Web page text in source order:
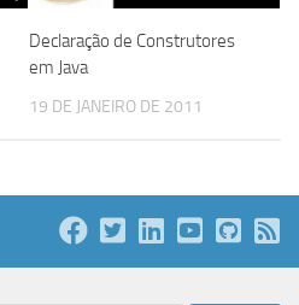
Declaração de Construtores
em Java
19 DE JANEIRO DE 2011